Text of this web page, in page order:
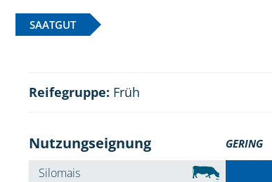
SAATGUT
Reifegruppe: Früh
Nutzungseignung GERING
Silomais